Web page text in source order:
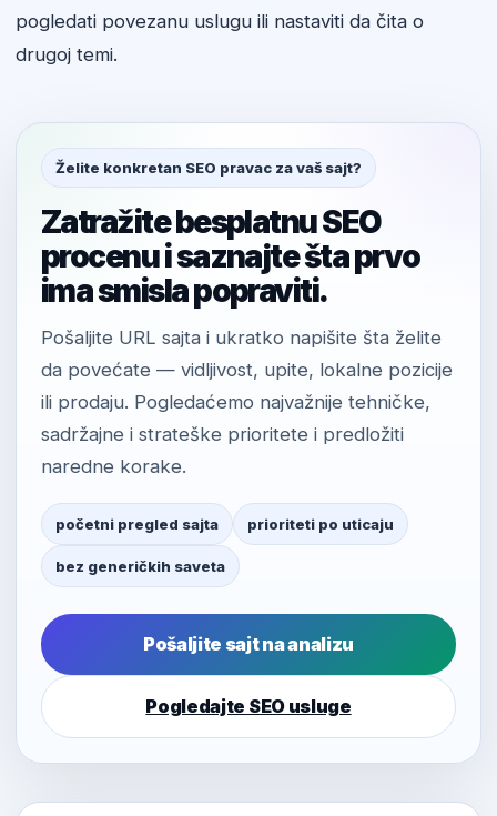
pogledati povezanu uslugu ili nastaviti da čita o
drugoj temi.
Želite konkretan SEO pravac za vaš sajt?
Zatražite besplatnu SEO
procenu i saznajte šta prvo
ima smisla popraviti.
Pošaljite URL sajta i ukratko napišite šta želite
da povećate — vidljivost, upite, lokalne pozicije
ili prodaju. Pogledaćemo najvažnije tehničke,
sadržajne i strateške prioritete i predložiti
naredne korake.
početni pregled sajta prioriteti po uticaju
bez generičkih saveta
Pošaljite sajt na analizu
Pogledajte SEO usluge